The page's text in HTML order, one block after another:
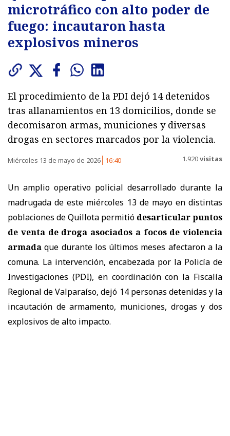
microtráfico con alto poder de
fuego: incautaron hasta
explosivos mineros
El procedimiento de la PDI dejó 14 detenidos
tras allanamientos en 13 domicilios, donde se
decomisaron armas, municiones y diversas
drogas en sectores marcados por la violencia.
Miércoles 13 de mayo de 2026 16:40 1.920visitas
Un amplio operativo policial desarrollado durante la
madrugada de este miércoles 13 de mayo en distintas
poblaciones de Quillota permitió desarticular puntos
de venta de droga asociados a focos de violencia
armada que durante los últimos meses afectaron a la
comuna. La intervención, encabezada por la Policía de
Investigaciones (PDI), en coordinación con la Fiscalía
Regional de Valparaíso, dejó 14 personas detenidas y la
incautación de armamento, municiones, drogas y dos
explosivos de alto impacto.